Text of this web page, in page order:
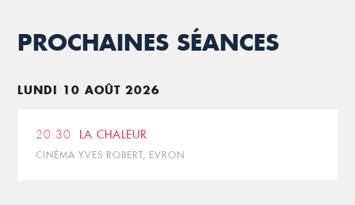
PROCHAINES SÉANCES
LUNDI 10 AOÛT 2026
20:30 LA CHALEUR
CINÉMA YVES ROBERT, EVRON